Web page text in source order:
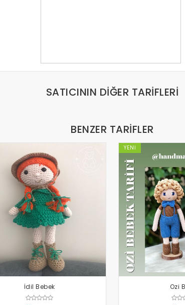
SATICININ DIĞER TARIFLERI
BENZER TARIFLER
İdil Bebek
YENI
Ozi